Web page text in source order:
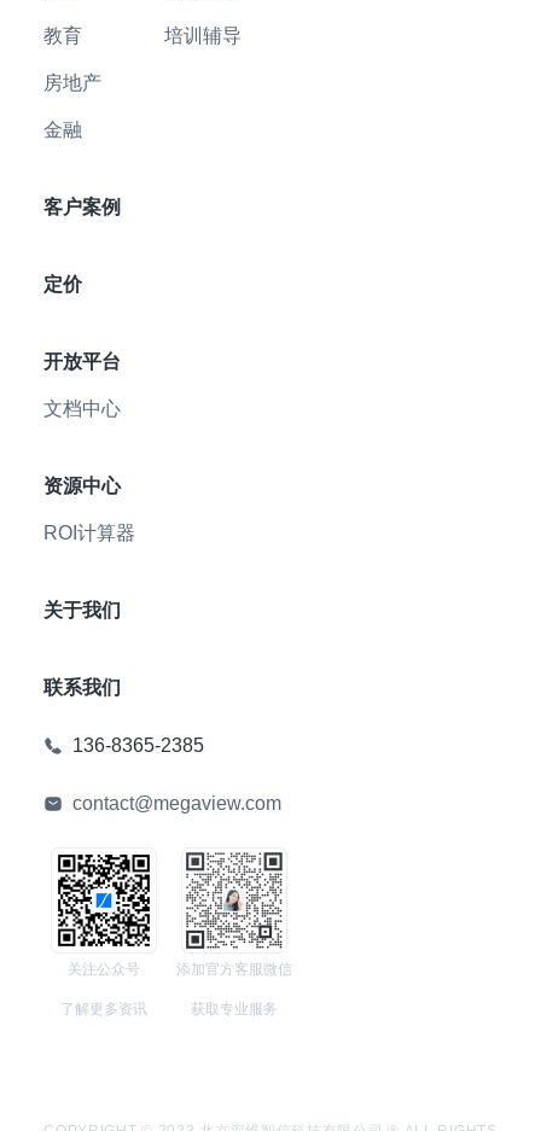
教育
房地产
金融
培训辅导
客户案例
定价
开放平台
文档中心
资源中心
ROI计算器
关于我们
联系我们
136-8365-2385
contact@megaview.com
关注公众号
了解更多资讯
添加官方客服微信
获取专业服务